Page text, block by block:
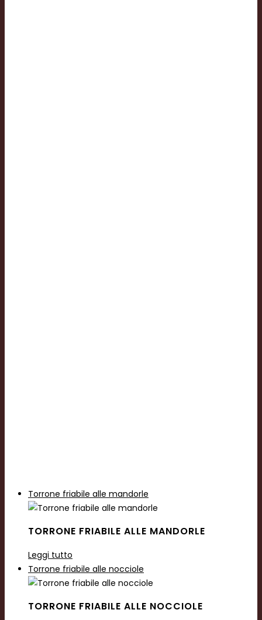
Torrone friabile alle mandorle
TORRONE FRIABILE ALLE MANDORLE
Leggi tutto
Torrone friabile alle nocciole
TORRONE FRIABILE ALLE NOCCIOLE